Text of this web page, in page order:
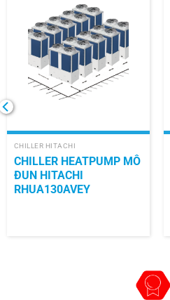
CHILLER HITACHI
CHILLER HEATPUMP MÔ
ĐUN HITACHI
RHUA130AVEY